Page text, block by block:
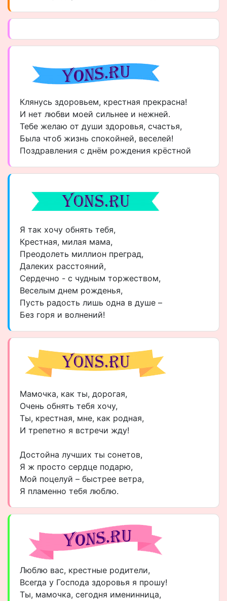
Клянусь здоровьем, крестная прекрасна!
И нет любви моей сильнее и нежней.
Тебе желаю от души здоровья, счастья,
Была чтоб жизнь спокойней, веселей!
Поздравления с днём рождения крёстной
Я так хочу обнять тебя,
Крестная, милая мама,
Преодолеть миллион преград,
Далеких расстояний,
Сердечно - с чудным торжеством,
Веселым днем рожденья,
Пусть радость лишь одна в душе –
Без горя и волнений!
Мамочка, как ты, дорогая,
Очень обнять тебя хочу,
Ты, крестная, мне, как родная,
И трепетно я встречи жду!
Достойна лучших ты сонетов,
Я ж просто сердце подарю,
Мой поцелуй – быстрее ветра,
Я пламенно тебя люблю.
Люблю вас, крестные родители,
Всегда у Господа здоровья я прошу!
Ты, мамочка, сегодня именинница,